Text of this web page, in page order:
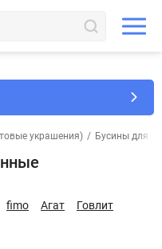
украшения) / Бусины для
fimo Агат
Говлит